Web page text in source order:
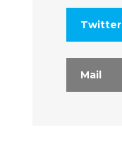
Twitter
Mail